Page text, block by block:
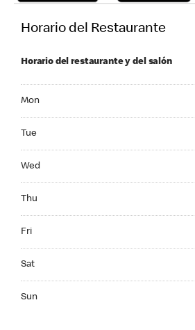
Horario del Restaurante
Horario del restaurante y del salón
Mon
Tue
Wed
Thu
Fri
Sat
Sun